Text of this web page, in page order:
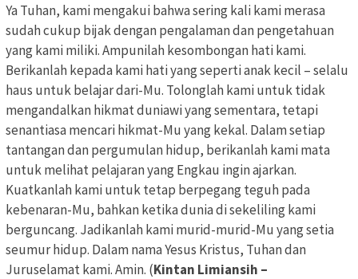
Ya Tuhan, kami mengakui bahwa sering kali kami merasa
sudah cukup bijak dengan pengalaman dan pengetahuan
yang kami miliki. Ampunilah kesombongan hati kami.
Berikanlah kepada kami hati yang seperti anak kecil – selalu
haus untuk belajar dari-Mu. Tolonglah kami untuk tidak
mengandalkan hikmat duniawi yang sementara, tetapi
senantiasa mencari hikmat-Mu yang kekal. Dalam setiap
tantangan dan pergumulan hidup, berikanlah kami mata
untuk melihat pelajaran yang Engkau ingin ajarkan.
Kuatkanlah kami untuk tetap berpegang teguh pada
kebenaran-Mu, bahkan ketika dunia di sekeliling kami
berguncang. Jadikanlah kami murid-murid-Mu yang setia
seumur hidup. Dalam nama Yesus Kristus, Tuhan dan
Juruselamat kami. Amin. (Kintan Limiansih –